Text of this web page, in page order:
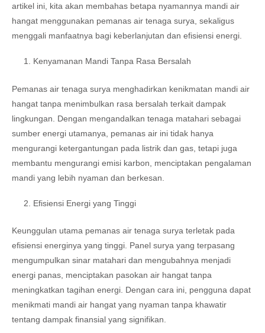
artikel ini, kita akan membahas betapa nyamannya mandi air
hangat menggunakan pemanas air tenaga surya, sekaligus
menggali manfaatnya bagi keberlanjutan dan efisiensi energi.
Kenyamanan Mandi Tanpa Rasa Bersalah
Pemanas air tenaga surya menghadirkan kenikmatan mandi air
hangat tanpa menimbulkan rasa bersalah terkait dampak
lingkungan. Dengan mengandalkan tenaga matahari sebagai
sumber energi utamanya, pemanas air ini tidak hanya
mengurangi ketergantungan pada listrik dan gas, tetapi juga
membantu mengurangi emisi karbon, menciptakan pengalaman
mandi yang lebih nyaman dan berkesan.
Efisiensi Energi yang Tinggi
Keunggulan utama pemanas air tenaga surya terletak pada
efisiensi energinya yang tinggi. Panel surya yang terpasang
mengumpulkan sinar matahari dan mengubahnya menjadi
energi panas, menciptakan pasokan air hangat tanpa
meningkatkan tagihan energi. Dengan cara ini, pengguna dapat
menikmati mandi air hangat yang nyaman tanpa khawatir
tentang dampak finansial yang signifikan.